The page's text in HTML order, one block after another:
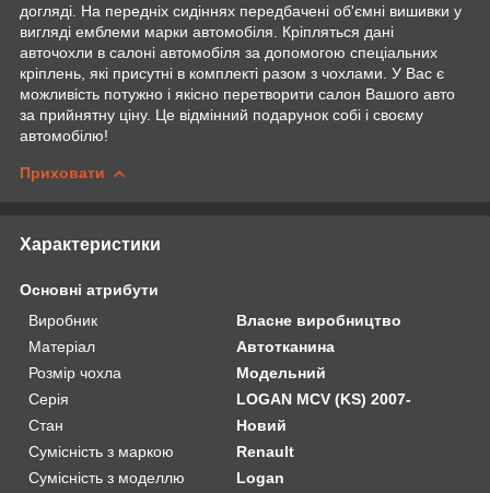
догляді. На передніх сидіннях передбачені об'ємні вишивки у
вигляді емблеми марки автомобіля. Кріпляться дані
авточохли в салоні автомобіля за допомогою спеціальних
кріплень, які присутні в комплекті разом з чохлами. У Вас є
можливість потужно і якісно перетворити салон Вашого авто
за прийнятну ціну. Це відмінний подарунок собі і своєму
автомобілю!
Приховати
Характеристики
Основні атрибути
Виробник
Власне виробництво
Матеріал
Автотканина
Розмір чохла
Модельний
Серія
LOGAN MCV (KS) 2007-
Стан
Новий
Сумісність з маркою
Renault
Сумісність з моделлю
Logan